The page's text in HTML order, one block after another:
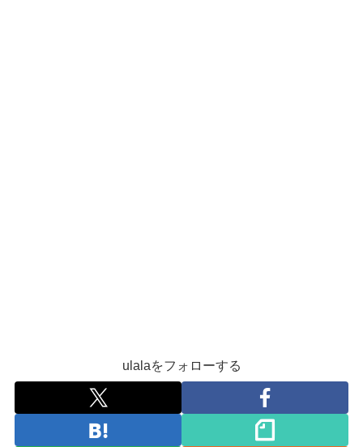
ulalaをフォローする